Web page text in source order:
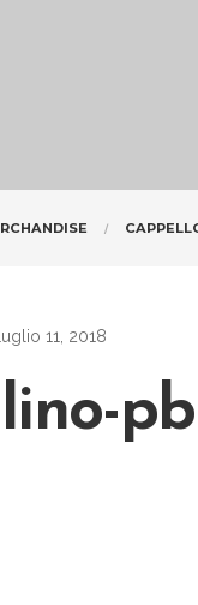
Luglio 11, 2018